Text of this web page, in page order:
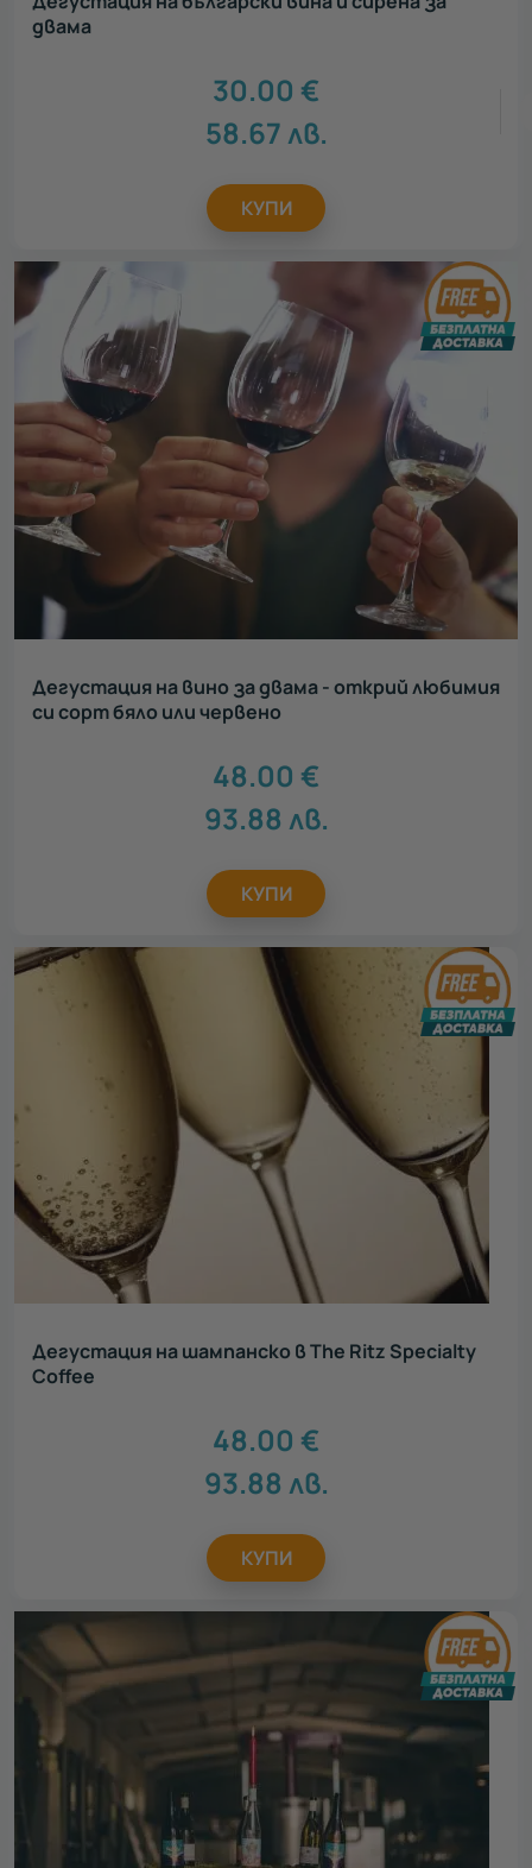
двама
30.00 €
58.67лв.
КУПИ
Дегустация на вино за двама - открий любимия
си сорт бяло или червено
48.00 €
93.88 лв.
КУПИ
Дегустация на шампанско в The Ritz Specialty
Coffee
48.00 €
93.88 лв.
КУПИ